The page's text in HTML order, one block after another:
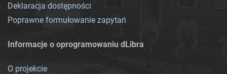
Deklaracja dostępności
Poprawne formułowanie zapytań
Informacje o oprogramowaniu dLibra
O projekcie